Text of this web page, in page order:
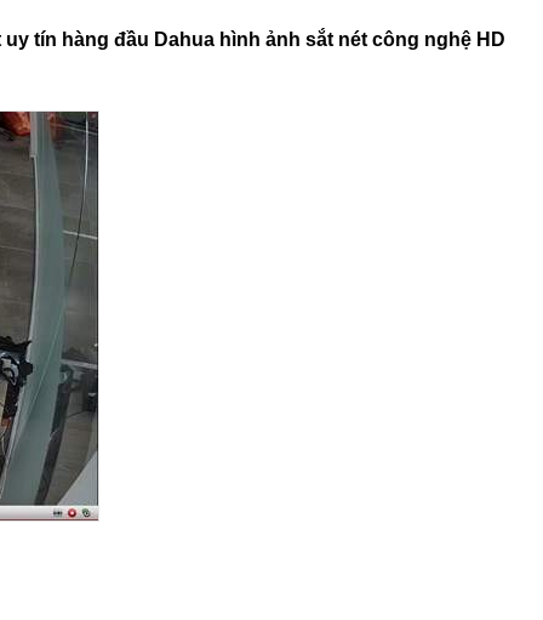
tín hàng đầu Dahua hình ảnh sắt nét công nghệ HD